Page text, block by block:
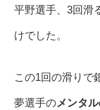
平野選手、3回滑
けでした。
この1回の滑りで
夢選手のメンタ